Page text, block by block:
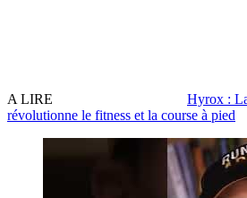
A LIRE
Hyrox :
révolutionne le fitness et la course à pied